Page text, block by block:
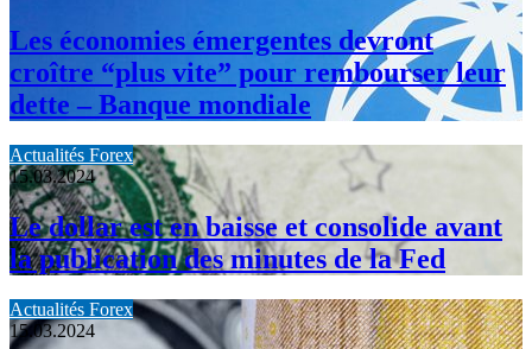
Les économies émergentes devront
croître “plus vite” pour rembourser leur
dette – Banque mondiale
Actualités Forex
15.03.2024
Le dollar est en baisse et consolide avant
la publication des minutes de la Fed
Actualités Forex
15.03.2024